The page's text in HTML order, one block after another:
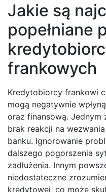
Jakie są
popełniane
frankowych
Kredytobiorcy frankowi
mogą negatywnie
oraz finansową. Jednym
brak reakcji na
banku. Ignorowanie
dalszego pogorszenia
zadłużenia. Innym
niedostateczne
kredytowej, co może